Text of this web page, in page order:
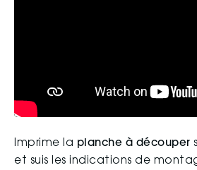
Imprime la planche à découper
et suis les indications de